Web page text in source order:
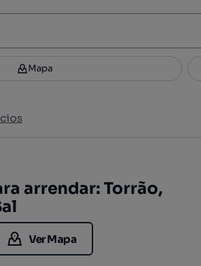
Filtros 3
Mapa
arrendar: Torrão,
Ver Mapa